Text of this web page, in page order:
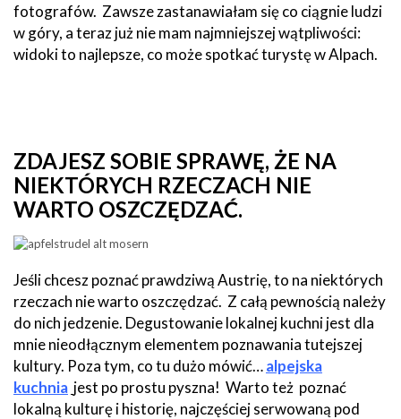
fotografów. Zawsze zastanawiałam się co ciągnie ludzi
w góry, a teraz już nie mam najmniejszej wątpliwości:
widoki to najlepsze, co może spotkać turystę w Alpach.
ZDAJESZ SOBIE SPRAWĘ, ŻE NA
NIEKTÓRYCH RZECZACH NIE
WARTO OSZCZĘDZAĆ.
Jeśli chcesz poznać prawdziwą Austrię, to na niektórych
rzeczach nie warto oszczędzać. Z całą pewnością należy
do nich jedzenie. Degustowanie lokalnej kuchni jest dla
mnie nieodłącznym elementem poznawania tutejszej
kultury. Poza tym, co tu dużo mówić…alpejska
kuchnia jest po prostu pyszna! Warto też poznać
lokalną kulturę i historię, najczęściej serwowaną pod